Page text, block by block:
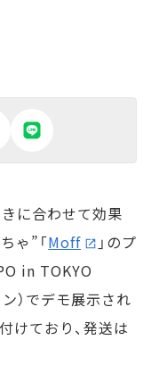
に合わせて効果
ゃ”「Moff
」のプ
in TOKYO
）でデモ展示され
けており、発送は